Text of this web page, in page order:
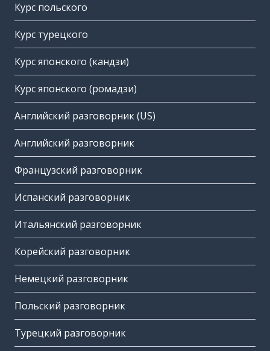
Курс польского
Курс турецкого
Курс японского (кандзи)
Курс японского (ромадзи)
Английский разговорник (US)
Английский разговорник
Французский разговорник
Испанский разговорник
Итальянский разговорник
Корейский разговорник
Немецкий разговорник
Польский разговорник
Турецкий разговорник